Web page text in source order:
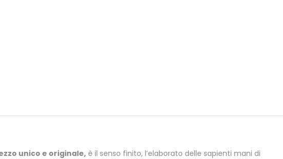
unico e originale, è il senso finito, l’elaborato delle sapienti mani di